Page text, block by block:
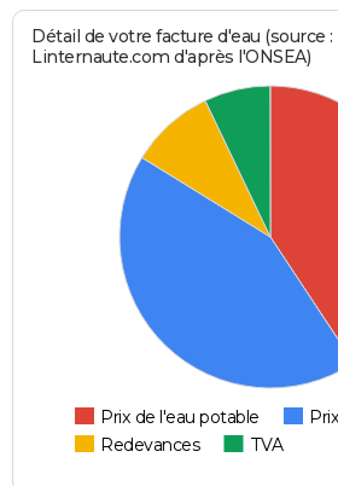
Détail de votre facture d'eau (source :
Linternaute.com d'après l'ONSEA)
Prix de l'eau potable
Redevances
TVA